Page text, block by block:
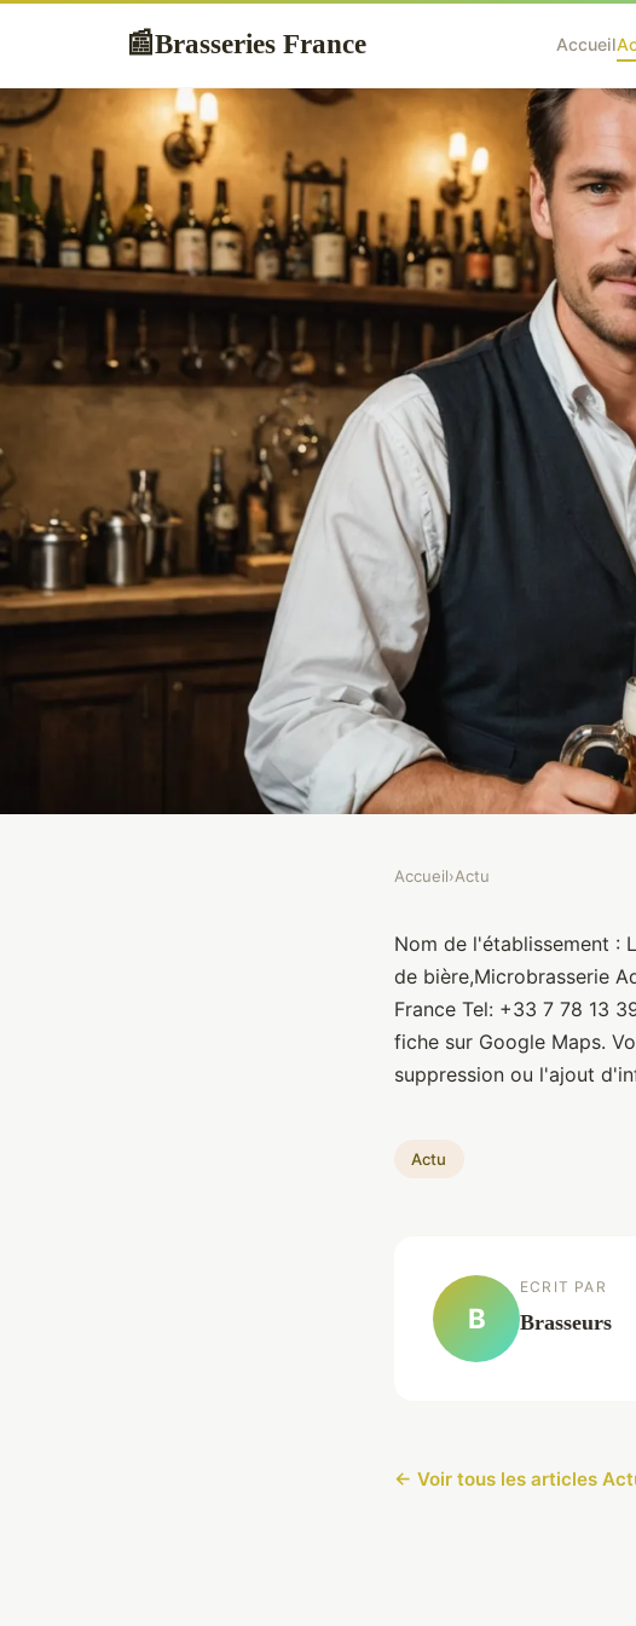
📰Brasseries France Accueil
Le Brasseur Bavarois
Accueil›Actu
Nom de l'établissement :
de bière,Microbrasserie
France Tel: +33 7 78 13
fiche sur Google Maps.
suppression ou l'ajout
Actu
B
ECRIT PAR
Brasseurs
← Voir tous les articles